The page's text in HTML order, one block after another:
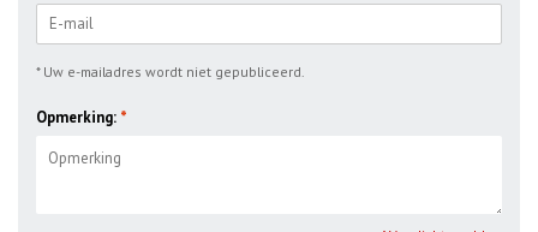
* Uw e-mailadres wordt niet gepubliceerd.
Opmerking: *